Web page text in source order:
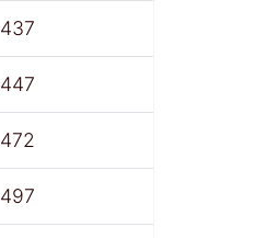
437
447
472
497